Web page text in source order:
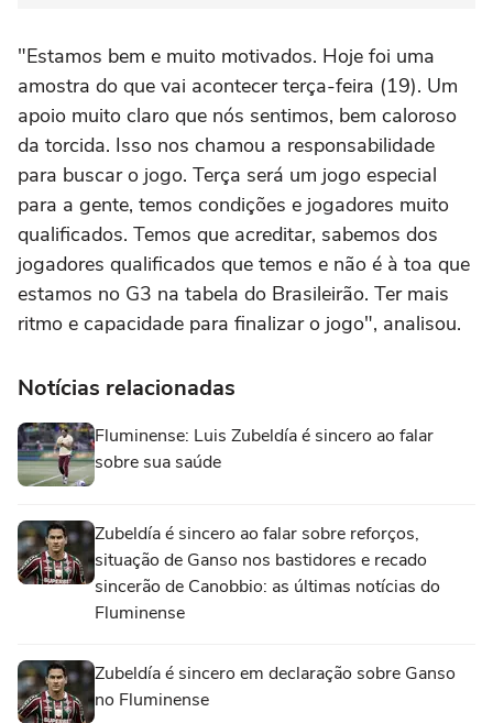
"Estamos bem e muito motivados. Hoje foi uma
amostra do que vai acontecer terça-feira (19). Um
apoio muito claro que nós sentimos, bem caloroso
da torcida. Isso nos chamou a responsabilidade
para buscar o jogo. Terça será um jogo especial
para a gente, temos condições e jogadores muito
qualificados. Temos que acreditar, sabemos dos
jogadores qualificados que temos e não é à toa que
estamos no G3 na tabela do Brasileirão. Ter mais
ritmo e capacidade para finalizar o jogo", analisou.
Notícias relacionadas
Fluminense: Luis Zubeldía é sincero ao falar
sobre sua saúde
Zubeldía é sincero ao falar sobre reforços,
situação de Ganso nos bastidores e recado
sincerão de Canobbio: as últimas notícias do
Fluminense
Zubeldía é sincero em declaração sobre Ganso
no Fluminense